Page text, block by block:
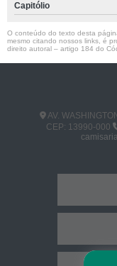
Capitólio
O conteúdo do texto desta
mesmo citando nossos links, é
direito autoral – artigo 184 do
AV.
CEP: 13990-000